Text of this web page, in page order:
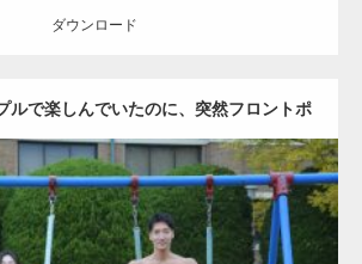
ダウンロード
ルで楽しんでいたのに、突然フロントポ
ーズをするマッチョ
Update: 2021.07.6